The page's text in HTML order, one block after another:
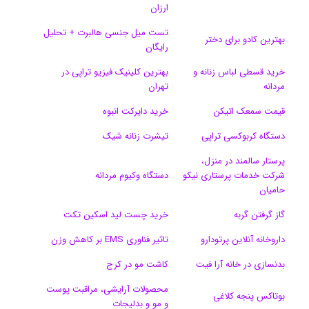
گ
ر
م
ارزان
بهترین کادو برای دختر
تست میل جنسی هالبرت + تحلیل
رایگان
خرید قسطی لباس زنانه و
مردانه
بهترین کلینیک فیزیو تراپی در
تهران
قیمت سمعک اتیکن
خرید دایرکت انبوه
دستگاه کربوکسی تراپی
تیشرت زنانه شیک
پرستار سالمند در منزل،
شرکت خدمات پرستاری نیکو
حامیان
دستگاه وکیوم مردانه
گاز گرفتن گربه
خرید چست لید اسکین تکت
داروخانه آنلاین پرتودارو
تاثیر فناوری EMS بر کاهش وزن
بدنسازی در خانه آرا فیت
کاشت مو در کرج
بوتاکس پنجه کلاغی
محصولات آرایشی، مراقبت پوست
و مو و بدلیجات